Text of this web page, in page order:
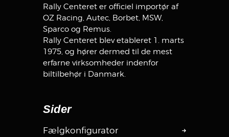
Rally Centeret er officiel importør af
OZ Racing, Autec, Borbet, MSW,
Sparco og Remus.
Rally Centeret blev etableret 1. marts
1975, og hører dermed til de mest
erfarne virksomheder indenfor
biltilbehør i Danmark.
Sider
Fælgkonfigurator